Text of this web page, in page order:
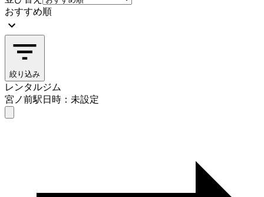
おすすめ順
絞り込み
レンタルジム
宮ノ前駅日時：未設定